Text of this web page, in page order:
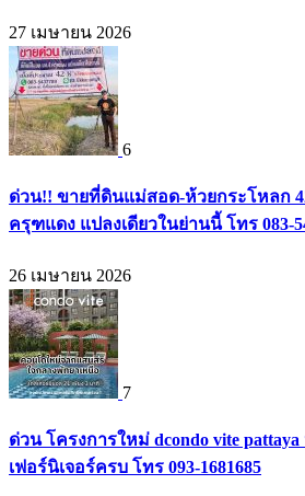
27 เมษายน 2026
6
ด่วน!! ขายที่ดินแม่สอด-ห้วยกระโหลก
ครุฑแดง แปลงเดียวในย่านนี้ โทร 083-
26 เมษายน 2026
7
ด่วน โครงการใหม่ dcondo vite
เฟอร์นิเจอร์ครบ โทร 093-1681685